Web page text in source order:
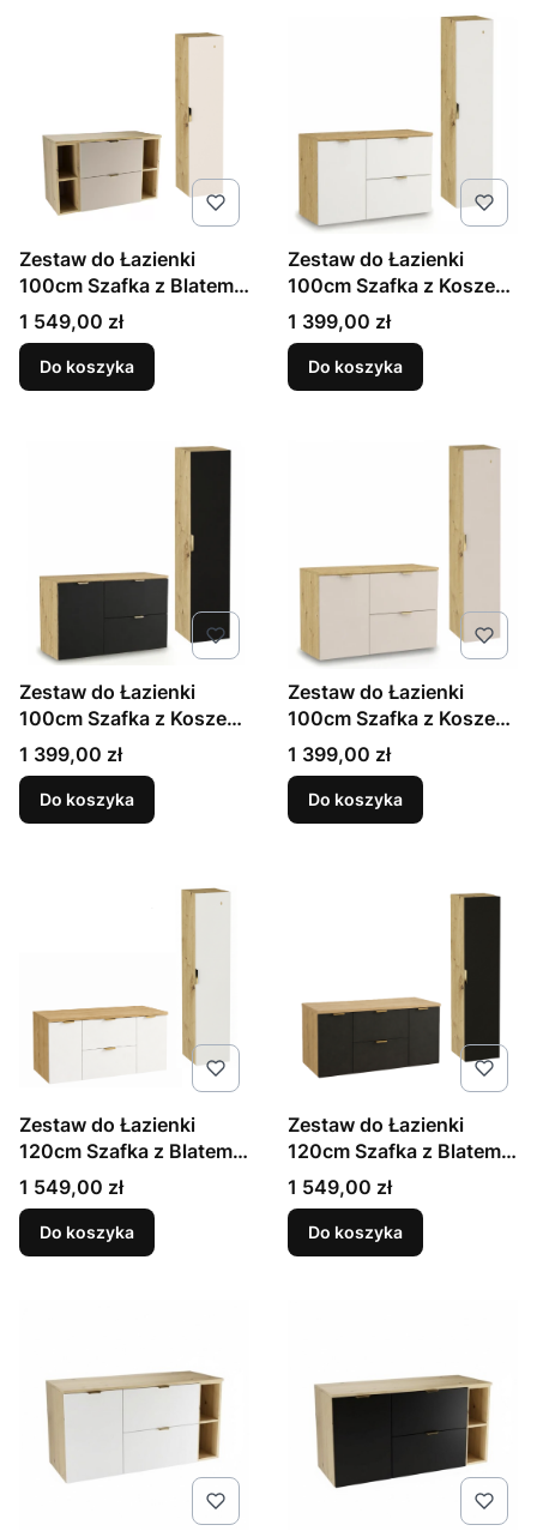
Zestaw do Łazienki
100cm Szafka z Blatem
Regały Słupek Dąb
Artisan / Kaszmir Orio
Cena
1 549,00 zł
Do koszyka
Zestaw do Łazienki
100cm Szafka z Koszem
na Pranie Słupek Biały /
Dąb Artisan Orio
Cena
1 399,00 zł
Do koszyka
Zestaw do Łazienki
100cm Szafka z Koszem
na Pranie Słupek Czarny
/ Dąb Artisan Orio
Cena
1 399,00 zł
Do koszyka
Zestaw do Łazienki
100cm Szafka z Koszem
na Pranie Słupek
Kaszmir / Dąb Artisan
Orio
Cena
1 399,00 zł
Do koszyka
Zestaw do Łazienki
120cm Szafka z Blatem
Słupek Dąb Artisan /
Biały Orio
Cena
1 549,00 zł
Do koszyka
Zestaw do Łazienki
120cm Szafka z Blatem
Słupek Dąb Artisan /
Czarny Orio
Cena
1 549,00 zł
Do koszyka